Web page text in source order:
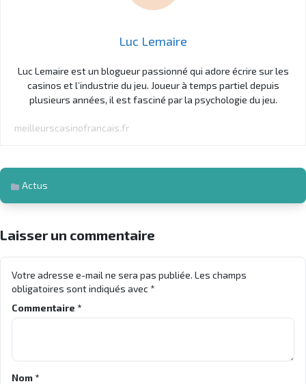
Luc Lemaire
Luc Lemaire est un blogueur passionné qui adore écrire sur les
casinos et l’industrie du jeu. Joueur à temps partiel depuis
plusieurs années, il est fasciné par la psychologie du jeu.
meilleurscasinofrancais.fr
Actus
Laisser un commentaire
Votre adresse e-mail ne sera pas publiée. Les champs
obligatoires sont indiqués avec*
Commentaire *
Nom *